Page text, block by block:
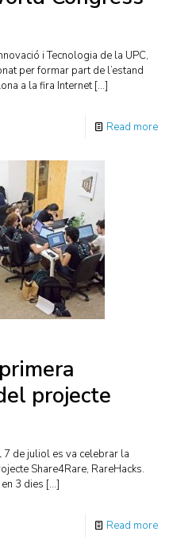
i Tecnologia de la UPC,
per formar part de l’estand
a la fira Internet[…]
Read more
projecte
de juliol es va celebrar la
Share4Rare, RareHacks.
3 dies […]
Read more